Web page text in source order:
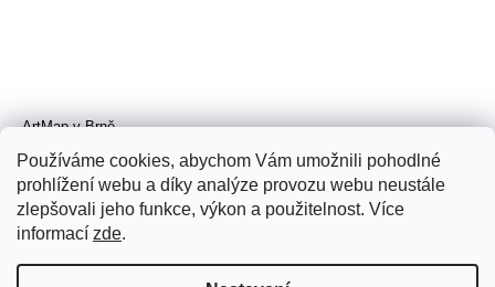
Používáme cookies, abychom Vám umožnili pohodlné
prohlížení webu a díky analýze provozu webu neustále
zlepšovali jeho funkce, výkon a použitelnost. Více
informací zde.
ArtMap v Brně
Radnická 4, Brno
úterý–pátek 11–19 h
sobota 14–19 h
+420 702 152 298